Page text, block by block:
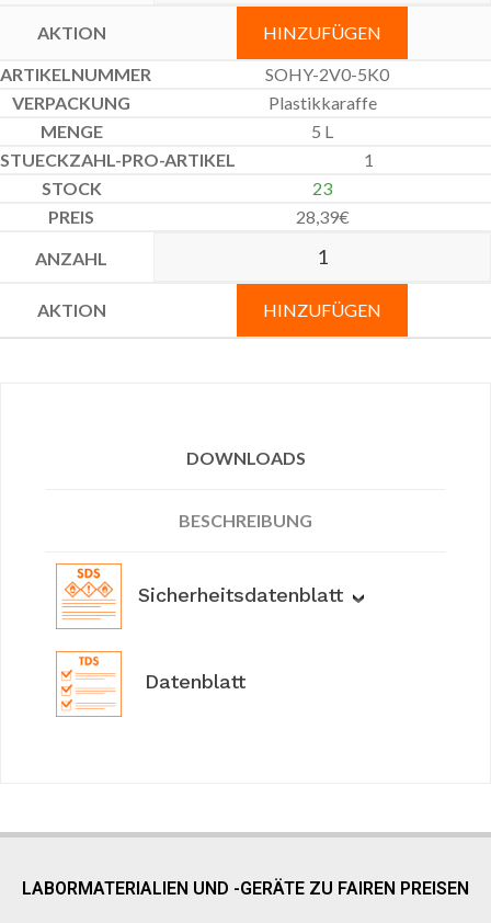
HINZUFÜGEN
SOHY-2V0-5K0
Plastikkaraffe
5 L
1
23
28,39€
HINZUFÜGEN
DOWNLOADS
BESCHREIBUNG
Sicherheitsdatenblatt
Datenblatt
LABORMATERIALIEN UND -GERÄTE ZU FAIREN PREISEN